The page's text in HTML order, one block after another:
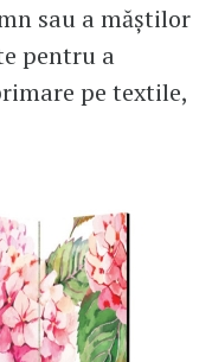
sau a măștilor
pentru a
pe textile,